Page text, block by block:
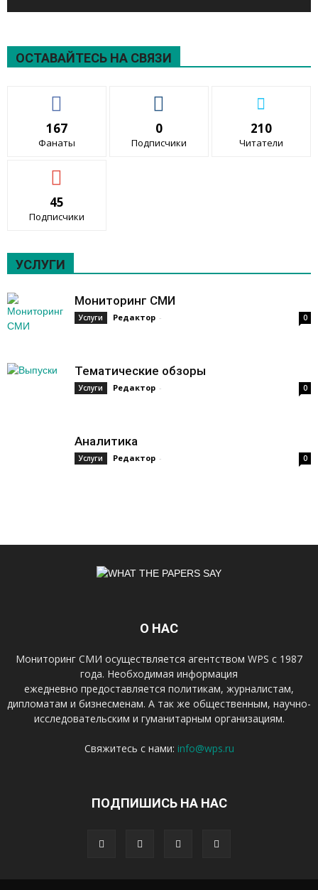
ОСТАВАЙТЕСЬ НА СВЯЗИ
167
Фанаты
0
Подписчики
210
Читатели
45
Подписчики
УСЛУГИ
Мониторинг СМИ
Услуги Редактор - 0
Тематические обзоры
Услуги Редактор - 0
Аналитика
Услуги Редактор - 0
О НАС
Мониторинг СМИ осуществляется агентством WPS с 1987
года. Необходимая информация
ежедневно предоставляется политикам, журналистам,
дипломатам и бизнесменам. А так же общественным, научно-
исследовательским и гуманитарным организациям.
Свяжитесь с нами: info@wps.ru
ПОДПИШИСЬ НА НАС